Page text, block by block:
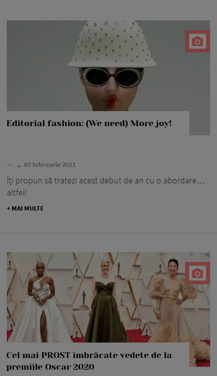
Editorial fashion: (We need) More joy!
— 07 februarie 2021
Îți propun să tratezi acest debut de an cu o abordare…
altfel!
+ MAI MULTE
Cel mai PROST îmbrăcate vedete de la
premiile Oscar 2020